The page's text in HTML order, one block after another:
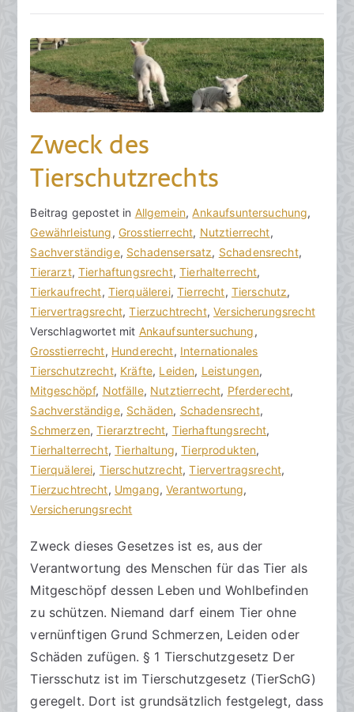
t
e
m
b
e
2
0
Zweck des
Tierschutzrechts
V
o
n
h
o
r
a
k
R
e
c
h
t
s
a
n
ä
l
t
e
B
e
i
t
r
a
g
v
e
r
ö
f
f
e
n
t
i
c
h
t
.
S
Beitrag gepostet in Allgemein,Ankaufsuntersuchung,
Gewährleistung, Grosstierrecht, Nutztierrecht,
Sachverständige, Schadensersatz, Schadensrecht,
Tierarzt,Tierhaftungsrecht,Tierhalterrecht,
Tierkaufrecht, Tierquälerei,Tierrecht, Tierschutz,
Tiervertragsrecht,Tierzuchtrecht,Versicherungsrecht
Verschlagwortet mit Ankaufsuntersuchung,
Grosstierrecht, Hunderecht, Internationales
Tierschutzrecht, Kräfte, Leiden, Leistungen,
Mitgeschöpf, Notfälle, Nutztierrecht, Pferderecht,
Sachverständige, Schäden, Schadensrecht,
Schmerzen,Tierarztrecht, Tierhaftungsrecht,
Tierhalterrecht,Tierhaltung,Tierprodukten,
Tierquälerei, Tierschutzrecht,Tiervertragsrecht,
Tierzuchtrecht, Umgang,Verantwortung,
Versicherungsrecht
K
e
i
n
e
K
o
m
m
e
n
t
a
r
e
zu
des
Tierschutzrechts
Zweck dieses Gesetzes ist es, aus der
Verantwortung des Menschen für das Tier als
Mitgeschöpf dessen Leben und Wohlbefinden
zu schützen. Niemand darf einem Tier ohne
vernünftigen Grund Schmerzen, Leiden oder
Schäden zufügen. § 1 Tierschutzgesetz Der
Tiersschutz ist im Tierschutzgesetz (TierSchG)
geregelt. Dort ist grundsätzlich festgelegt, dass